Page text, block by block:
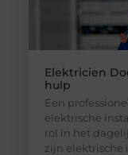
Elektricien
hulp
Een
elektrische
rol in het
zijn elektrische